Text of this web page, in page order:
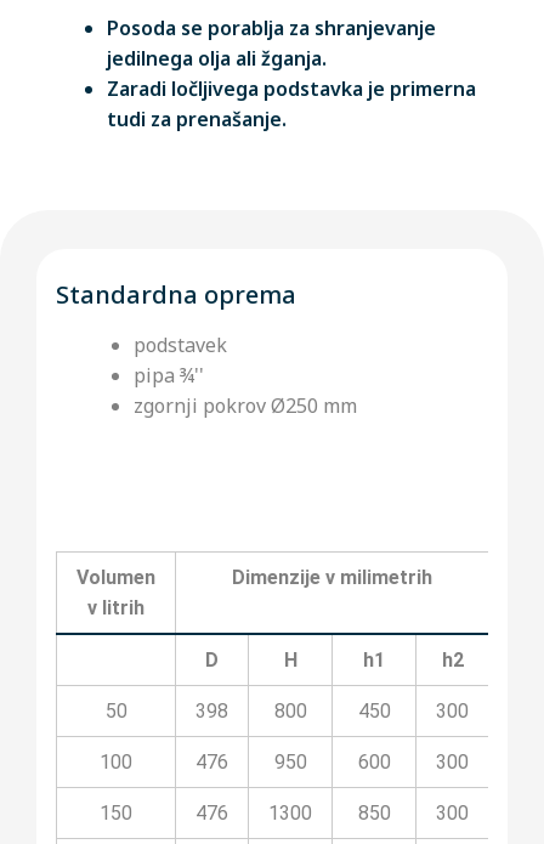
Posoda se porablja za shranjevanje
jedilnega olja ali žganja.
Zaradi ločljivega podstavka je primerna
tudi za prenašanje.
Standardna oprema
podstavek
pipa ¾''
zgornji pokrov Ø250 mm
Volumen
v litrih
Dimenzije v milimetrih
D H h1 h2
50 398 800 450 300
100 476 950 600 300
150 476 1300 850 300